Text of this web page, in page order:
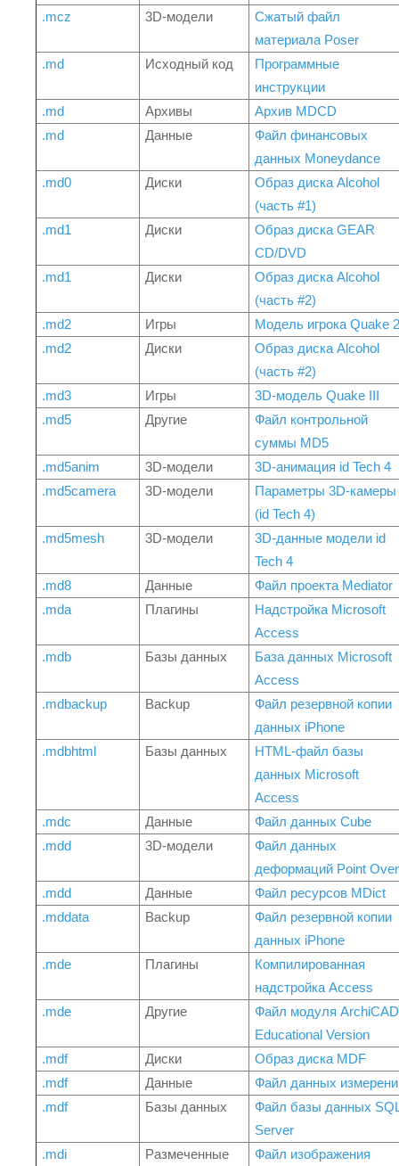
.mcz 3D-модели
Сжатый файл
материала Poser
.md
Исходный код
Программные
инструкции
.md
Архивы
Архив MDCD
.md
Данные
Файл финансовых
данных Moneydance
.md0
Диски
Образ диска Alcohol
(часть #1)
.md1
Диски
Образ диска GEAR
CD/DVD
.md1
Диски
Образ диска Alcohol
(часть #2)
.md2
Игры
Модель игрока Quake 2
.md2
Диски
Образ диска Alcohol
(часть #2)
.md3
Игры
3D-модель Quake III
.md5
Другие
Файл контрольной
суммы MD5
.md5anim
3D-модели
3D-анимация id Tech 4
.md5camera
3D-модели
Параметры 3D-камеры
(id Tech 4)
.md5mesh
3D-модели
3D-данные модели id
Tech 4
.md8
Данные
Файл проекта Mediator
.mda
Плагины
Надстройка Microsoft
Access
.mdb
Базы данных
База данных Microsoft
Access
.mdbackup
Backup
Файл резервной копии
данных iPhone
.mdbhtml
Базы данных
HTML-файл базы
данных Microsoft
Access
.mdc
Данные
Файл данных Cube
.mdd
3D-модели
Файл данных
деформаций Point
.mdd
Данные
Файл ресурсов MDict
.mddata
Backup
Файл резервной копии
данных iPhone
.mde
Плагины
Компилированная
надстройка Access
.mde
Другие
Файл модуля ArchiCAD
Educational Version
.mdf
Диски
Образ диска MDF
.mdf
Данные
Файл данных
.mdf
Базы данных
Файл базы данных
Server
.mdi
Размеченные
Файл изображения